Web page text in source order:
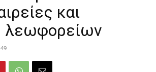
και
λεωφορείων